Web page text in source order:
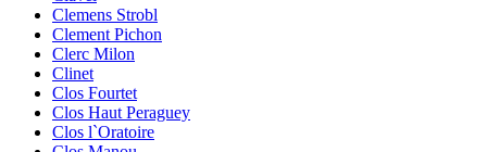
Clemens Strobl
Clement Pichon
Clerc Milon
Clinet
Clos Fourtet
Clos Haut Peraguey
Clos l`Oratoire